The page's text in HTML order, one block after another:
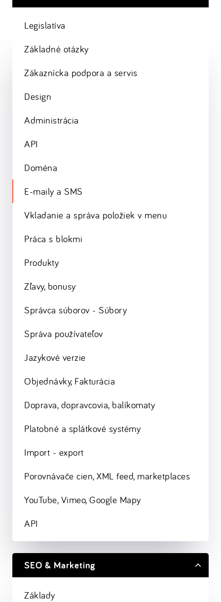
Legislatíva
Základné otázky
Zákaznícka podpora a servis
Design
Administrácia
API
Doména
E-maily a SMS
Vkladanie a správa položiek v menu
Práca s blokmi
Produkty
Zľavy, bonusy
Správca súborov - Súbory
Správa používateľov
Jazykové verzie
Objednávky, Fakturácia
Doprava, dopravcovia, balíkomaty
Platobné a splátkové systémy
Import - export
Porovnávače cien, XML feed, marketplaces
YouTube, Vimeo, Google Mapy
API
SEO & Marketing
Základy